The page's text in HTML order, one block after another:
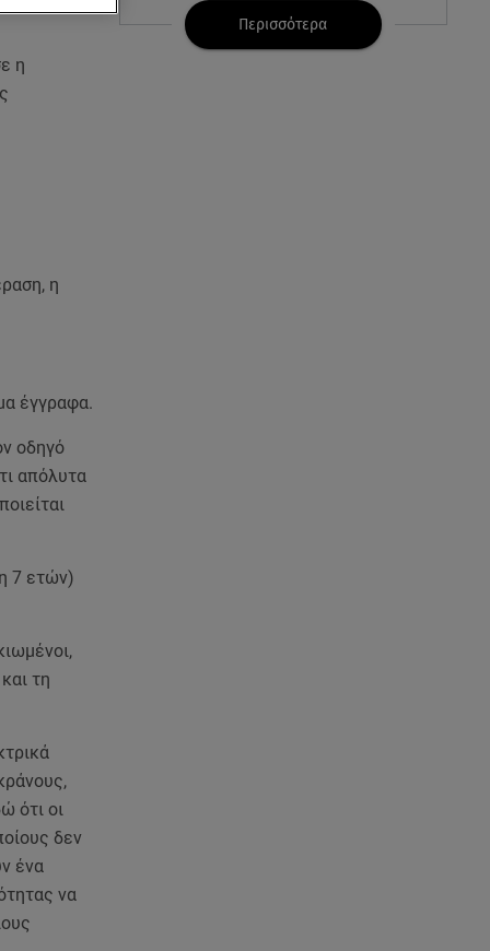
Οι φωτογραφίες που
δημοσίευσε
Περισσότερα
η
η
έγγραφα.
οδηγό
απόλυτα
7 ετών)
τη
ότι οι
δεν
ένα
να